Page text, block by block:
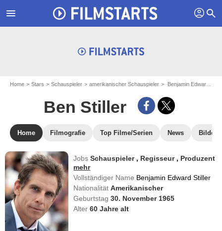
menu profil search
Home Stars Schauspieler amerikanischer Schauspieler Benjamin Edward Stiller - aka : Ben Stiller
Ben Stiller
Home Filmografie Top Filme/Serien News Bilder
JobsSchauspieler , Regisseur , Produzent
mehr
Vollständiger Name Benjamin Edward Stiller
NationalitätAmerikanischer
Geburtstag30. November 1965
Alter60 Jahre alt